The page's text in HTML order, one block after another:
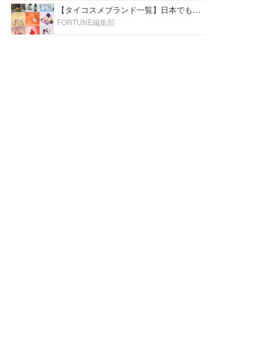
【タイコスメブランド一覧】日本でも人気沸騰中の“タイコスメ”ブランド20選！
FORTUNE編集部